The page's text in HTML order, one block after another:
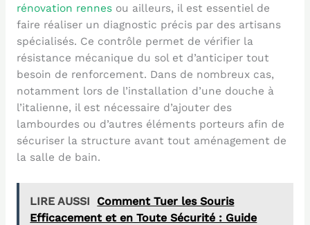
rénovation rennesou ailleurs, il est essentiel de
faire réaliser un diagnostic précis par des artisans
spécialisés. Ce contrôle permet de vérifier la
résistance mécanique du sol et d’anticiper tout
besoin de renforcement. Dans de nombreux cas,
notamment lors de l’installation d’une douche à
l’italienne, il est nécessaire d’ajouter des
lambourdes ou d’autres éléments porteurs afin de
sécuriser la structure avant tout aménagement de
la salle de bain.
LIRE AUSSI
Comment Tuer les Souris
Efficacement et en Toute Sécurité : Guide